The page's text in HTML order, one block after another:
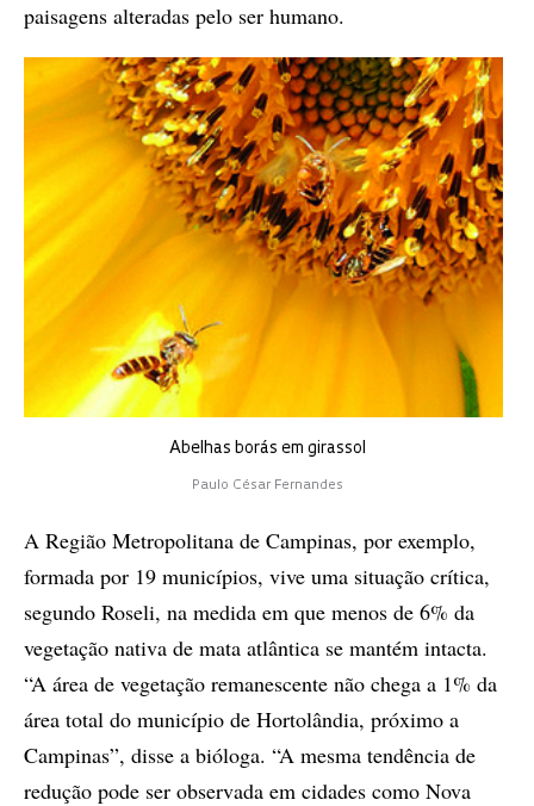
paisagens alteradas pelo ser humano.
Abelhas borás em girassol
Paulo César Fernandes
A Região Metropolitana de Campinas, por exemplo,
formada por 19 municípios, vive uma situação crítica,
segundo Roseli, na medida em que menos de 6% da
vegetação nativa de mata atlântica se mantém intacta.
“A área de vegetação remanescente não chega a 1% da
área total do município de Hortolândia, próximo a
Campinas”, disse a bióloga. “A mesma tendência de
redução pode ser observada em cidades como Nova